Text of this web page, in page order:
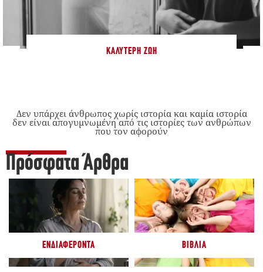
ΚΑΛΎΤΕΡΗ ΖΩΉ
Δεν υπάρχει άνθρωπος χωρίς ιστορία και καμία ιστορία
δεν είναι απογυμνωμένη από τις ιστορίες των ανθρώπων
που τον αφορούν
Πρόσφατα Άρθρα
ΕΝΔΙΑΦΈΡΟΝΤΑ ΒΙΒΛΊΑ